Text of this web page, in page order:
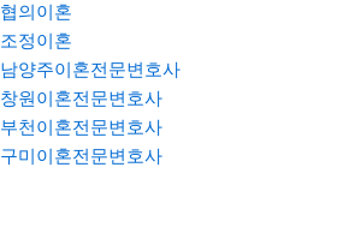
협의이혼
조정이혼
남양주이혼전문변호사
창원이혼전문변호사
부천이혼전문변호사
구미이혼전문변호사